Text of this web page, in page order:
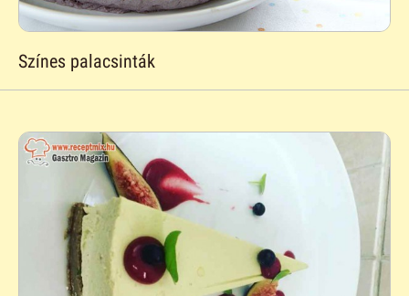
Színes palacsinták